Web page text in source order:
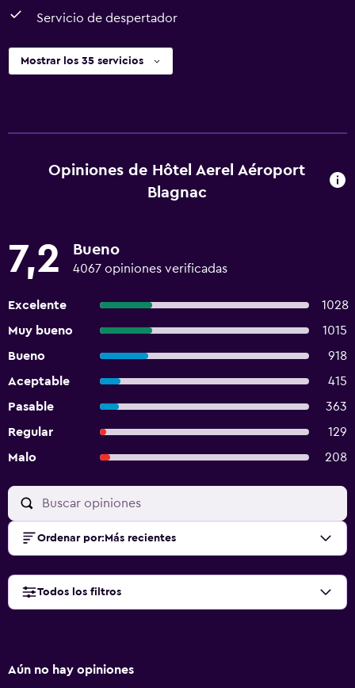
Servicio de despertador
Mostrar los 35 servicios
Opiniones de Hôtel Aerel Aéroport
Blagnac
7,2 Bueno
4067 opiniones verificadas
Excelente
1028
Muy bueno
1015
Bueno
918
Aceptable
415
Pasable
363
Regular
129
Malo
208
Ordenar por: Más recientes
Todos los filtros
Aún no hay opiniones